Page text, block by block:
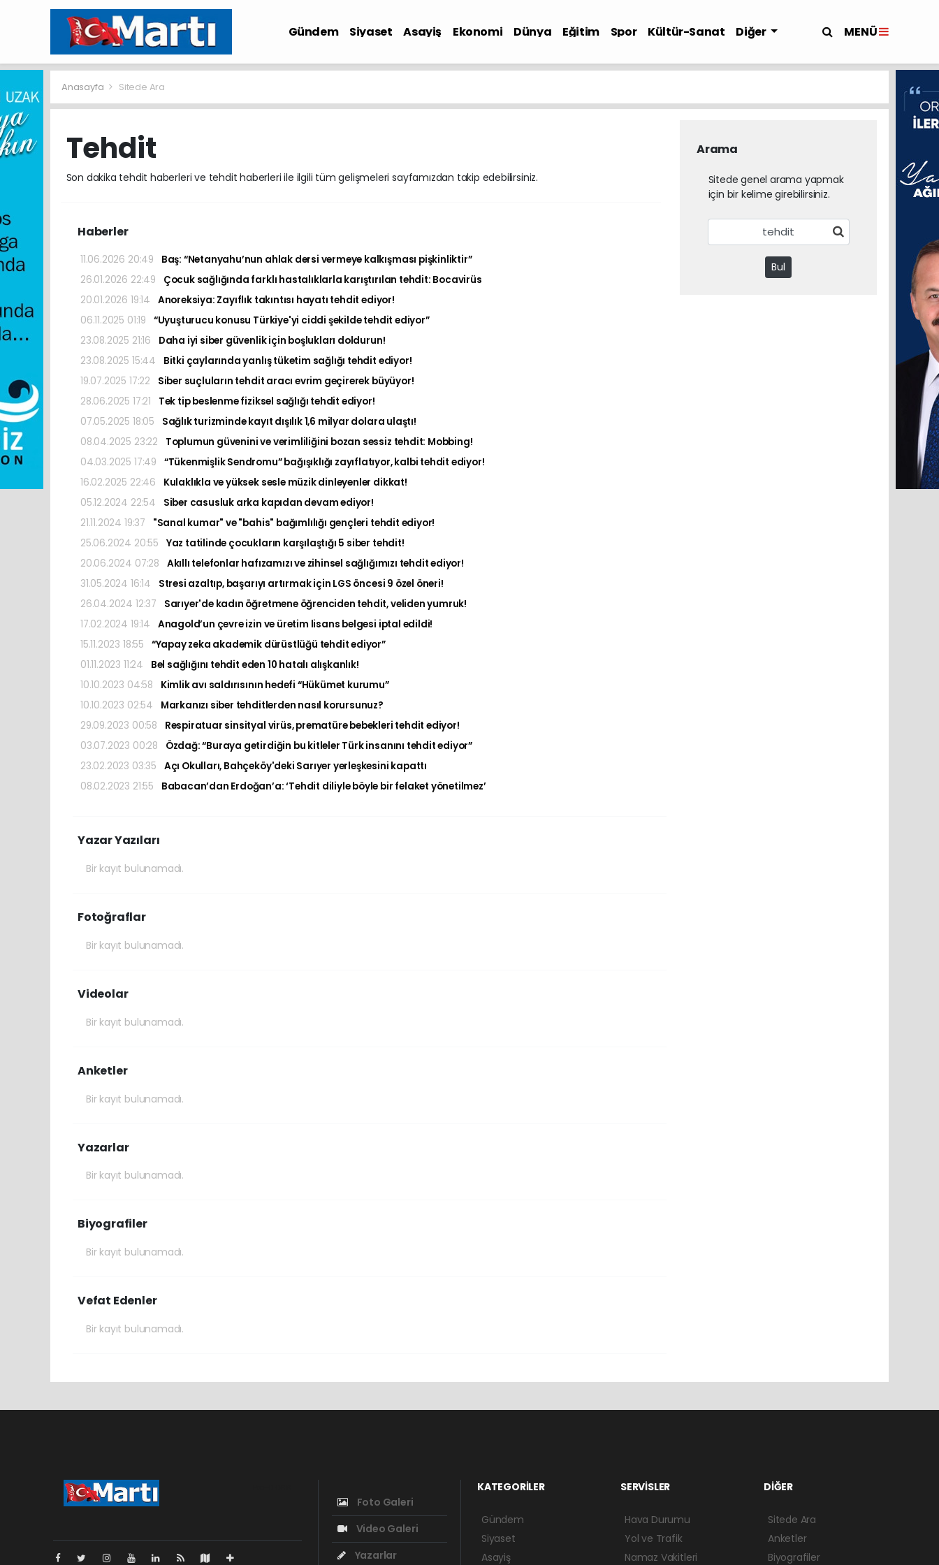
Gündem Siyaset Asayiş Ekonomi Dünya Eğitim Spor Kültür-Sanat Diğer MENÜ
Anasayfa Sitede Ara
Tehdit
Son dakika tehdit haberleri ve tehdit haberleri ile ilgili tüm gelişmeleri sayfamızdan takip edebilirsiniz.
Haberler
11.06.2026 20:49
Baş: “Netanyahu’nun ahlak dersi vermeye kalkışması pişkinliktir”
26.01.2026 22:49
Çocuk sağlığında farklı hastalıklarla karıştırılan tehdit: Bocavirüs
20.01.2026 19:14
Anoreksiya: Zayıflık takıntısı hayatı tehdit ediyor!
06.11.2025 01:19
“Uyuşturucu konusu Türkiye'yi ciddi şekilde tehdit ediyor”
23.08.2025 21:16
Daha iyi siber güvenlik için boşlukları doldurun!
23.08.2025 15:44
Bitki çaylarında yanlış tüketim sağlığı tehdit ediyor!
19.07.2025 17:22
Siber suçluların tehdit aracı evrim geçirerek büyüyor!
28.06.2025 17:21
Tek tip beslenme fiziksel sağlığı tehdit ediyor!
07.05.2025 18:05
Sağlık turizminde kayıt dışılık 1,6 milyar dolara ulaştı!
08.04.2025 23:22
Toplumun güvenini ve verimliliğini bozan sessiz tehdit: Mobbing!
04.03.2025 17:49
“Tükenmişlik Sendromu” bağışıklığı zayıflatıyor, kalbi tehdit ediyor!
16.02.2025 22:46
Kulaklıkla ve yüksek sesle müzik dinleyenler dikkat!
05.12.2024 22:54
Siber casusluk arka kapıdan devam ediyor!
21.11.2024 19:37
"Sanal kumar" ve "bahis" bağımlılığı gençleri tehdit ediyor!
25.06.2024 20:55
Yaz tatilinde çocukların karşılaştığı 5 siber tehdit!
20.06.2024 07:28
Akıllı telefonlar hafızamızı ve zihinsel sağlığımızı tehdit ediyor!
31.05.2024 16:14
Stresi azaltıp, başarıyı artırmak için LGS öncesi 9 özel öneri!
26.04.2024 12:37
Sarıyer'de kadın öğretmene öğrenciden tehdit, veliden yumruk!
17.02.2024 19:14
Anagold’un çevre izin ve üretim lisans belgesi iptal edildi!
15.11.2023 18:55
“Yapay zeka akademik dürüstlüğü tehdit ediyor”
01.11.2023 11:24
Bel sağlığını tehdit eden 10 hatalı alışkanlık!
10.10.2023 04:58
Kimlik avı saldırısının hedefi “Hükümet kurumu”
10.10.2023 02:54
Markanızı siber tehditlerden nasıl korursunuz?
29.09.2023 00:58
Respiratuar sinsityal virüs, prematüre bebekleri tehdit ediyor!
03.07.2023 00:28
Özdağ: “Buraya getirdiğin bu kitleler Türk insanını tehdit ediyor”
23.02.2023 03:35
Açı Okulları, Bahçeköy'deki Sarıyer yerleşkesini kapattı
08.02.2023 21:55
Babacan’dan Erdoğan’a: ‘Tehdit diliyle böyle bir felaket yönetilmez’
Yazar Yazıları
Bir kayıt bulunamadı.
Fotoğraflar
Bir kayıt bulunamadı.
Videolar
Bir kayıt bulunamadı.
Anketler
Bir kayıt bulunamadı.
Yazarlar
Bir kayıt bulunamadı.
Biyografiler
Bir kayıt bulunamadı.
Vefat Edenler
Bir kayıt bulunamadı.
Arama
Sitede genel arama yapmak
için bir kelime girebilirsiniz.
Bul
Foto Galeri
Video Galeri
Yazarlar
KATEGORİLER
Gündem
Siyaset
Asayiş
SERVİSLER
Hava Durumu
Yol ve Trafik
Namaz Vakitleri
DİĞER
Sitede Ara
Anketler
Biyografiler